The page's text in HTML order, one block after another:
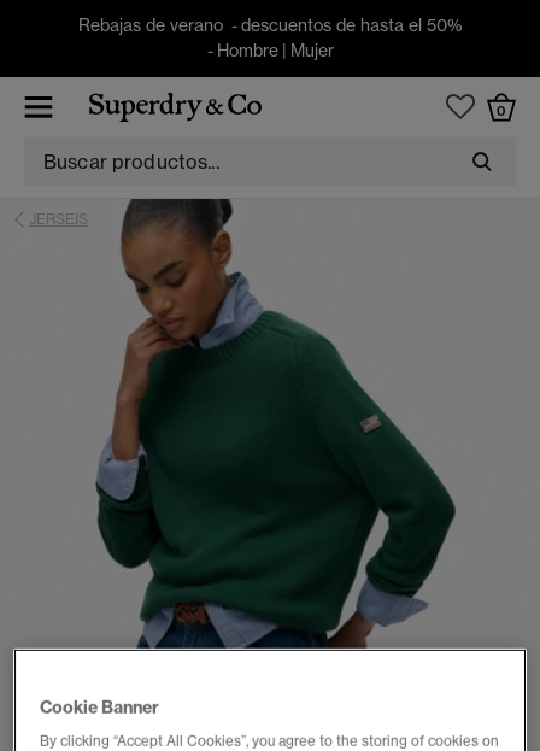
Rebajas de verano - descuentos de hasta el 50%
- Hombre| Mujer
0
JERSEIS
Cookie Banner
By clicking “Accept All Cookies”, you agree to the storing of cookies on